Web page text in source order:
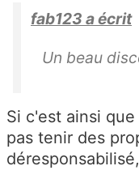
fab123 a écrit
Un beau
Si c'est ainsi
pas tenir des